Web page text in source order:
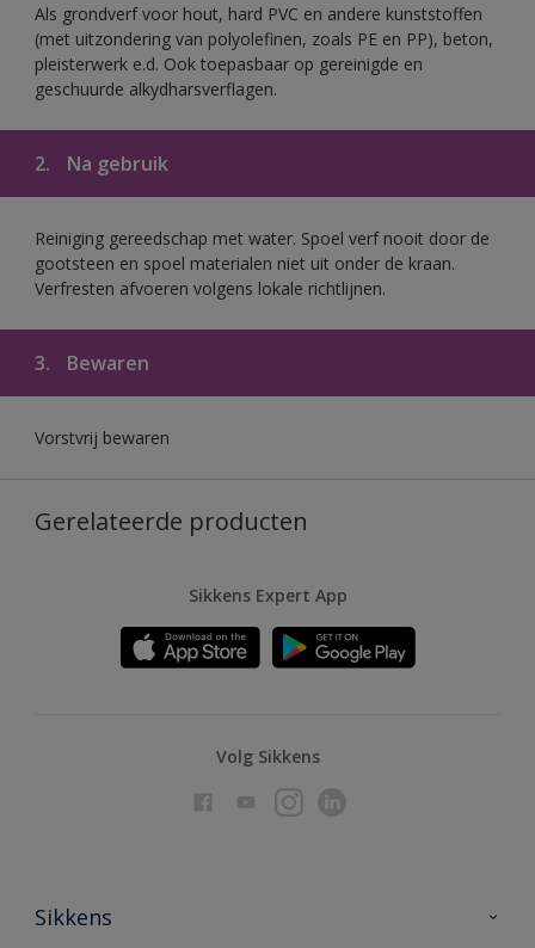
Als grondverf voor hout, hard PVC en andere kunststoffen
(met uitzondering van polyolefinen, zoals PE en PP), beton,
pleisterwerk e.d. Ook toepasbaar op gereinigde en
geschuurde alkydharsverflagen.
2. Na gebruik
Reiniging gereedschap met water. Spoel verf nooit door de
gootsteen en spoel materialen niet uit onder de kraan.
Verfresten afvoeren volgens lokale richtlijnen.
3. Bewaren
Vorstvrij bewaren
Gerelateerde producten
Sikkens Expert App
Volg Sikkens
Sikkens